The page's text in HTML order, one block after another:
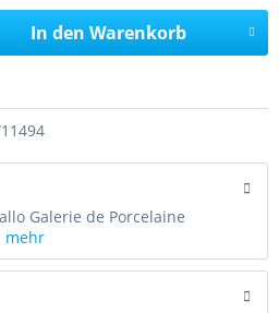
In den Warenkorb
Galerie de Porcelaine
mehr